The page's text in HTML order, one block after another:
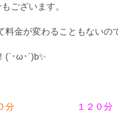
ございます。
料金が変わることもないの
(`･ω･´)b✨
分 １２０分